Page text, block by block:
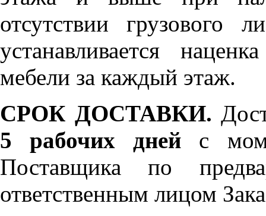
отсутствии грузового
устанавливается
мебели за каждый этаж.
СРОК ДОСТАВКИ.
5 рабочих дней с
Поставщика по
ответственным лицом